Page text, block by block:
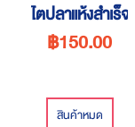
ไตปลาแห้งสำเ
฿150.00
สินค้าหมด